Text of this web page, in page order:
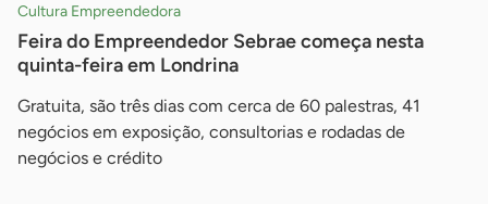
Cultura Empreendedora
Feira do Empreendedor Sebrae começa nesta
quinta-feira em Londrina
Gratuita, são três dias com cerca de 60 palestras, 41
negócios em exposição, consultorias e rodadas de
negócios e crédito